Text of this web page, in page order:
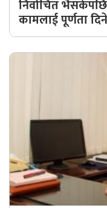
ग्लोबल
गल्फ
एसिया
यूरोप
बेलायत
निर्वाचित
कामलाई पूर्णता